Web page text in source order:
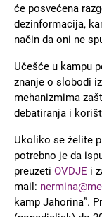
će posvećena
dezinformacija,
način da oni ne
Učešće u kampu
znanje o slobodi
mehanizmima
debatiranja i
Ukoliko se želite
potrebno je da
preuzeti OVDJE i
mail:
kamp Jahorina”.